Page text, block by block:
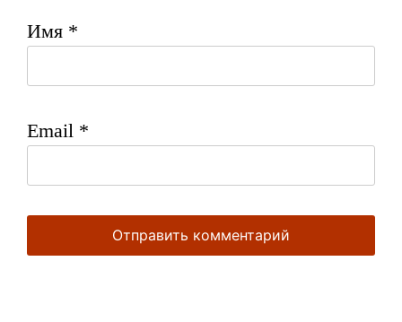
Имя *
Email *